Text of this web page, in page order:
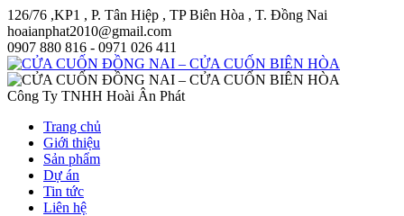
126/76 ,KP1 , P. Tân Hiệp , TP Biên Hòa , T. Đồng Nai
hoaianphat2010@gmail.com
0907 880 816 - 0971 026 411
Công Ty TNHH Hoài Ân Phát
Trang chủ
Giới thiệu
Sản phẩm
Dự án
Tin tức
Liên hệ